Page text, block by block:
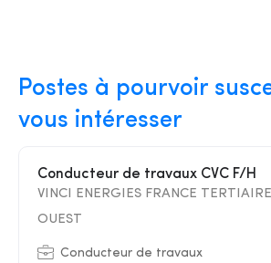
Postes à pourvoir
vous intéresser
Conducteur de travaux CVC F/H
VINCI ENERGIES FRANCE
OUEST
Conducteur de travaux